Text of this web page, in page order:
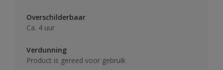
Overschilderbaar
Ca. 4 uur
Verdunning
Product is gereed voor gebruik